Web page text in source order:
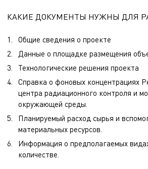
КАКИЕ ДОКУМЕНТЫ НУЖНЫ ДЛЯ
Общие сведения о проекте
Данные о площадке размещения
Технологические решения проекта
Справка о фоновых концентрациях
центра радиационного контроля и
окружающей среды.
Планируемый расход сырья и
материальных ресурсов.
Информация о предполагаемых
количестве.